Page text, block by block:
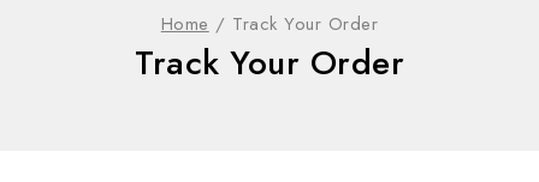
Home / Track Your Order
Track Your Order